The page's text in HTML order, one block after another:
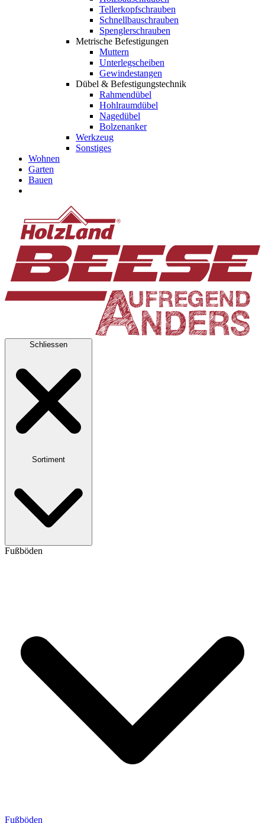
Tellerkopfschrauben
Schnellbauschrauben
Spenglerschrauben
Metrische Befestigungen
Muttern
Unterlegscheiben
Gewindestangen
Dübel & Befestigungstechnik
Rahmendübel
Hohlraumdübel
Nagedübel
Bolzenanker
Werkzeug
Sonstiges
Wohnen
Garten
Bauen
Schliessen
Sortiment
Fußböden
Fußböden